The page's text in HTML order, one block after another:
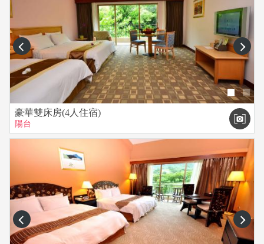
prev next
豪華雙床房(4人住宿)
陽台
prev next